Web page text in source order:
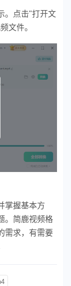
。点击"打开文
文件。
掌握基本方
。简鹿视频格
需求，有需要